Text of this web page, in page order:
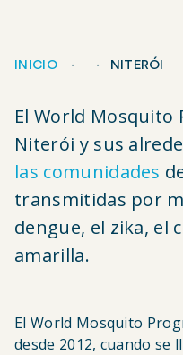
Migas
de
pan
INICIO NITERÓI
El World Mosquito
Niterói y sus
las comunidades
transmitidas por
dengue, el zika, el
amarilla.
El World Mosquito
desde 2012, cuando se